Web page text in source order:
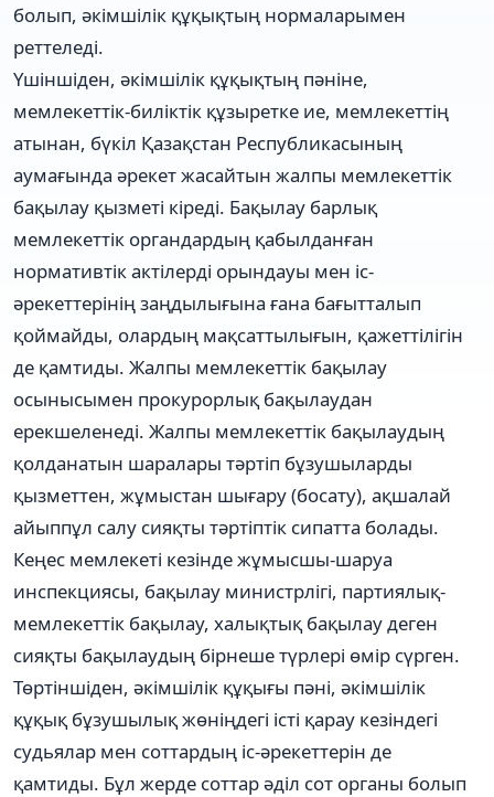
болып, әкімшілік құқықтың нормаларымен
реттеледі.
Үшіншіден, әкімшілік құқықтың пәніне,
мемлекеттік-биліктік құзыретке ие, мемлекеттің
атынан, бүкіл Қазақстан Республикасының
аумағында әрекет жасайтын жалпы мемлекеттік
бақылау қызметі кіреді. Бақылау барлық
мемлекеттік органдардың қабылданған
нормативтік актілерді орындауы мен іс-
әрекеттерінің заңдылығына ғана бағытталып
қоймайды, олардың мақсаттылығын, қажеттілігін
де қамтиды. Жалпы мемлекеттік бақылау
осынысымен прокурорлық бақылаудан
ерекшеленеді. Жалпы мемлекеттік бақылаудың
қолданатын шаралары тәртіп бұзушыларды
қызметтен, жұмыстан шығару (босату), ақшалай
айыппұл салу сияқты тәртіптік сипатта болады.
Кеңес мемлекеті кезінде жұмысшы-шаруа
инспекциясы, бақылау министрлігі, партиялық-
мемлекеттік бақылау, халықтық бақылау деген
сияқты бақылаудың бірнеше түрлері өмір сүрген.
Төртіншіден, әкімшілік құқығы пәні, әкімшілік
құқық бұзушылық жөніңдегі істі қарау кезіндегі
судьялар мен соттардың іс-әрекеттерін де
қамтиды. Бұл жерде соттар әділ сот органы болып